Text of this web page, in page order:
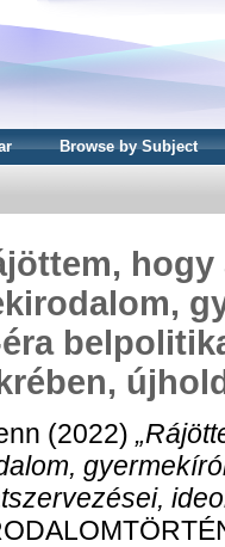
Browse by Subject
(2022)